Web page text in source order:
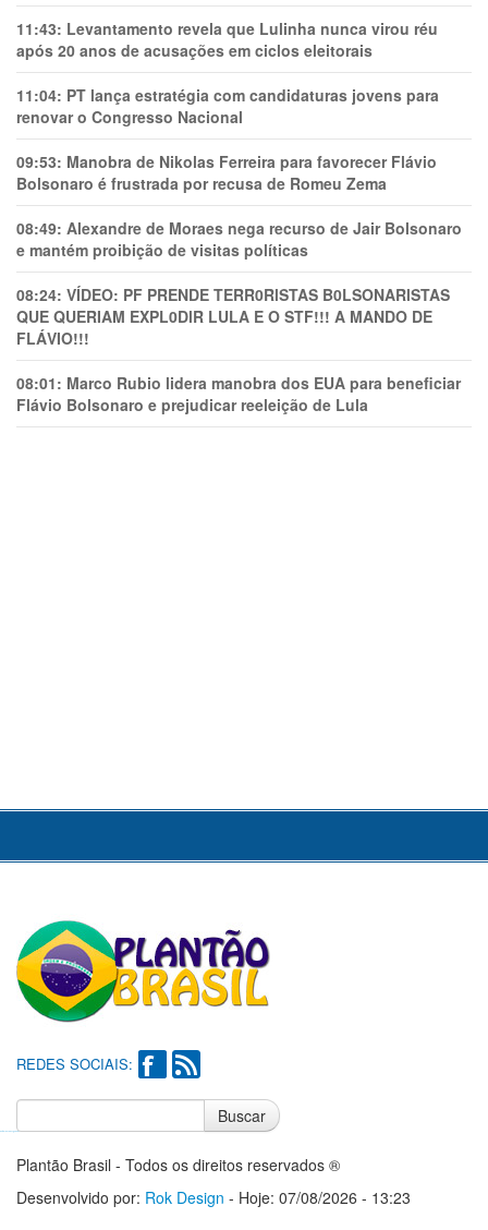
11:43: Levantamento revela que Lulinha nunca virou réu
após 20 anos de acusações em ciclos eleitorais
11:04: PT lança estratégia com candidaturas jovens para
renovar o Congresso Nacional
09:53: Manobra de Nikolas Ferreira para favorecer Flávio
Bolsonaro é frustrada por recusa de Romeu Zema
08:49: Alexandre de Moraes nega recurso de Jair Bolsonaro
e mantém proibição de visitas políticas
08:24: VÍDEO: PF PRENDE TERR0RlSTAS B0LSONARlSTAS
QUE QUERIAM EXPL0DlR LULA E O STF!!! A MANDO DE
FLÁVIO!!!
08:01: Marco Rubio lidera manobra dos EUA para beneficiar
Flávio Bolsonaro e prejudicar reeleição de Lula
REDES SOCIAIS:
Buscar
Plantão Brasil - Todos os direitos reservados ®
Desenvolvido por: Rok Design - Hoje: 07/08/2026 - 13:23